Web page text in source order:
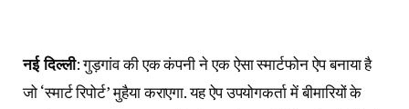
नई दिल्ली: गुड़गांव की एक कंपनी ने एक ऐसा स्मार्टफोन ऐप बनाया है
जो ‘स्मार्ट रिपोर्ट’ मुहैया कराएगा. यह ऐप उपयोगकर्ता में बीमारियों के